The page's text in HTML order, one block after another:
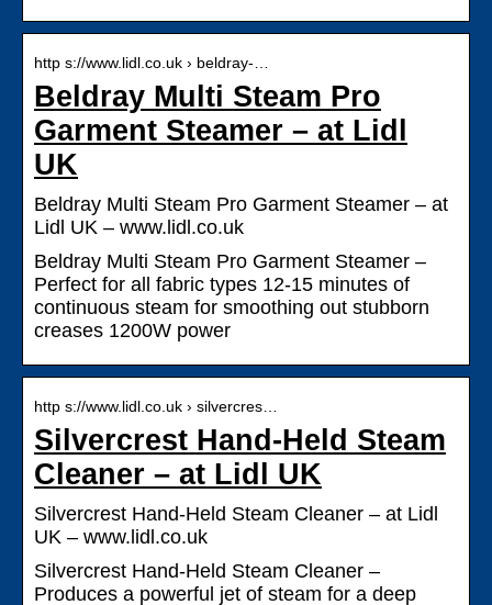
http s://www.lidl.co.uk › beldray-…
Beldray Multi Steam Pro
Garment Steamer – at Lidl
UK
Beldray Multi Steam Pro Garment Steamer – at
Lidl UK – www.lidl.co.uk
Beldray Multi Steam Pro Garment Steamer –
Perfect for all fabric types 12-15 minutes of
continuous steam for smoothing out stubborn
creases 1200W power
http s://www.lidl.co.uk › silvercres…
Silvercrest Hand-Held Steam
Cleaner – at Lidl UK
Silvercrest Hand-Held Steam Cleaner – at Lidl
UK – www.lidl.co.uk
Silvercrest Hand-Held Steam Cleaner –
Produces a powerful jet of steam for a deep